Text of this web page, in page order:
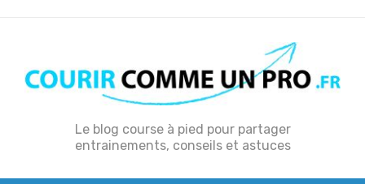
Le blog course à pied pour partager
entrainements, conseils et astuces